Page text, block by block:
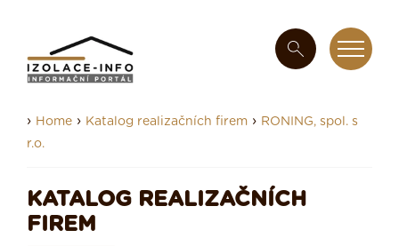
› Home › Katalog realizačních firem › RONING, spol. s
r.o.
KATALOG REALIZAČNÍCH
FIREM